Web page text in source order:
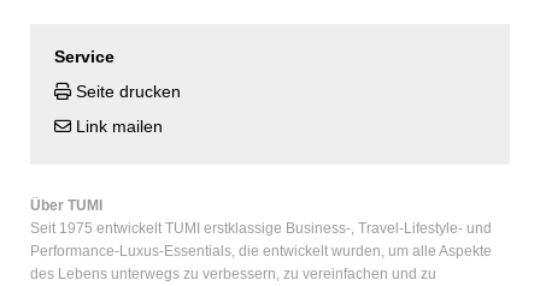
Service
Seite drucken
Link mailen
Über TUMI
Seit 1975 entwickelt TUMI erstklassige Business-, Travel-Lifestyle- und
Performance-Luxus-Essentials, die entwickelt wurden, um alle Aspekte
des Lebens unterwegs zu verbessern, zu vereinfachen und zu